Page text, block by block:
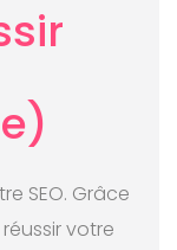
SEO. Grâce
votre